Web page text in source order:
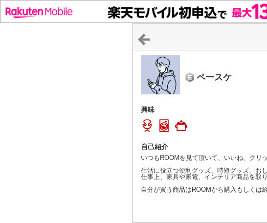
ペースケ
興味
自己紹介
いつもROOMを見て頂いて、いいね、クリ
生活に役立つ便利グッズ、時短グッズ、お
仕事上、家具や家電、インテリア商品を取